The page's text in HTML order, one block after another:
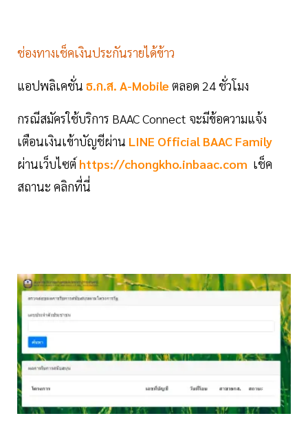
ช่องทางเช็คเงินประกันรายได้ข้าว
แอปพลิเคชั่น ธ.ก.ส. A-Mobile ตลอด 24 ชั่วโมง
กรณีสมัครใช้บริการ BAAC Connect จะมีข้อความแจ้ง
เตือนเงินเข้าบัญชีผ่าน LINE Official BAAC Family
ผ่านเว็บไซต์ https://chongkho.inbaac.com เช็ค
สถานะ คลิกที่นี่